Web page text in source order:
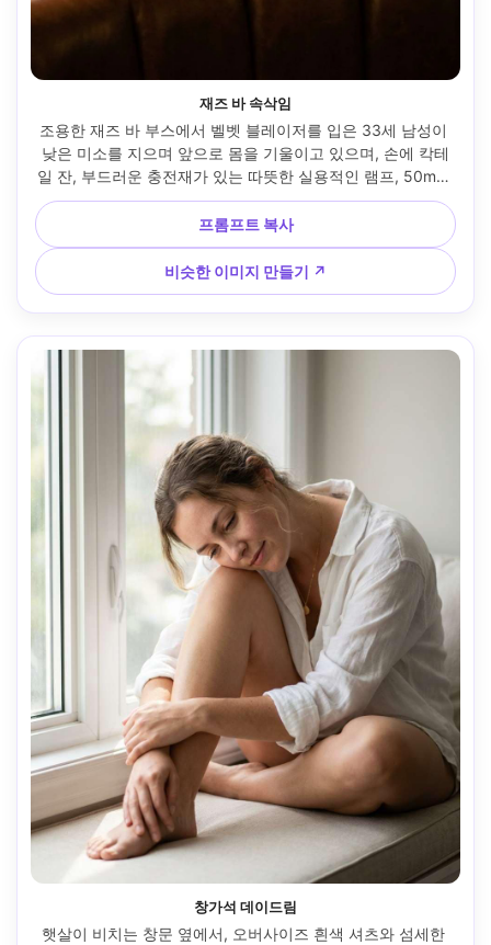
재즈 바 속삭임
조용한 재즈 바 부스에서 벨벳 블레이저를 입은 33세 남성이
낮은 미소를 지으며 앞으로 몸을 기울이고 있으며, 손에 칵테
일 잔, 부드러운 충전재가 있는 따뜻한 실용적인 램프, 50mm
f/1.4, 타이트한 반신 구성, 친밀한 대화 분위기, 사실적인 피부
질감, 자연스러운 그림자, 풍부한 색상 등급, 고해상도, 부드러
운 시네마틱 조명 --ar 4:5
프롬프트 복사
비슷한 이미지 만들기 ↗
창가석 데이드림
햇살이 비치는 창문 옆에서, 오버사이즈 흰색 셔츠와 섬세한